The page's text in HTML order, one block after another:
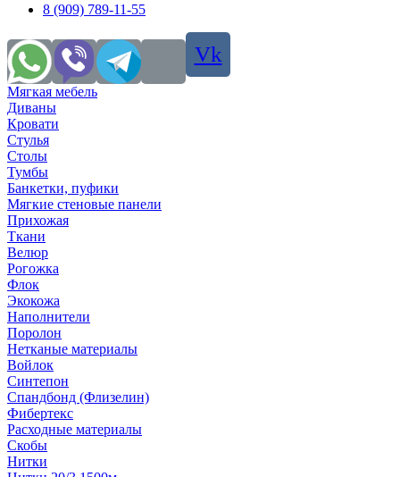
8 (909) 789-11-55
Vk
Мягкая мебель
Диваны
Кровати
Стулья
Столы
Тумбы
Банкетки, пуфики
Мягкие стеновые панели
Прихожая
Ткани
Велюр
Рогожка
Флок
Экокожа
Наполнители
Поролон
Нетканые материалы
Войлок
Синтепон
Спандбонд (Флизелин)
Фибертекс
Расходные материалы
Скобы
Нитки